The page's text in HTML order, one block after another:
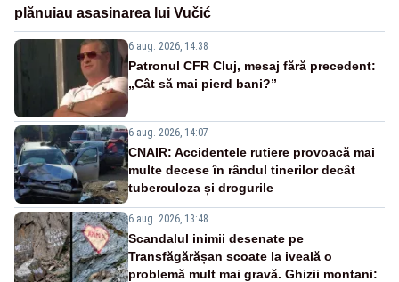
plănuiau asasinarea lui Vučić
6 aug. 2026, 14:38
Patronul CFR Cluj, mesaj fără precedent:
„Cât să mai pierd bani?”
6 aug. 2026, 14:07
CNAIR: Accidentele rutiere provoacă mai
multe decese în rândul tinerilor decât
tuberculoza și drogurile
6 aug. 2026, 13:48
Scandalul inimii desenate pe
Transfăgărășan scoate la iveală o
problemă mult mai gravă. Ghizii montani: